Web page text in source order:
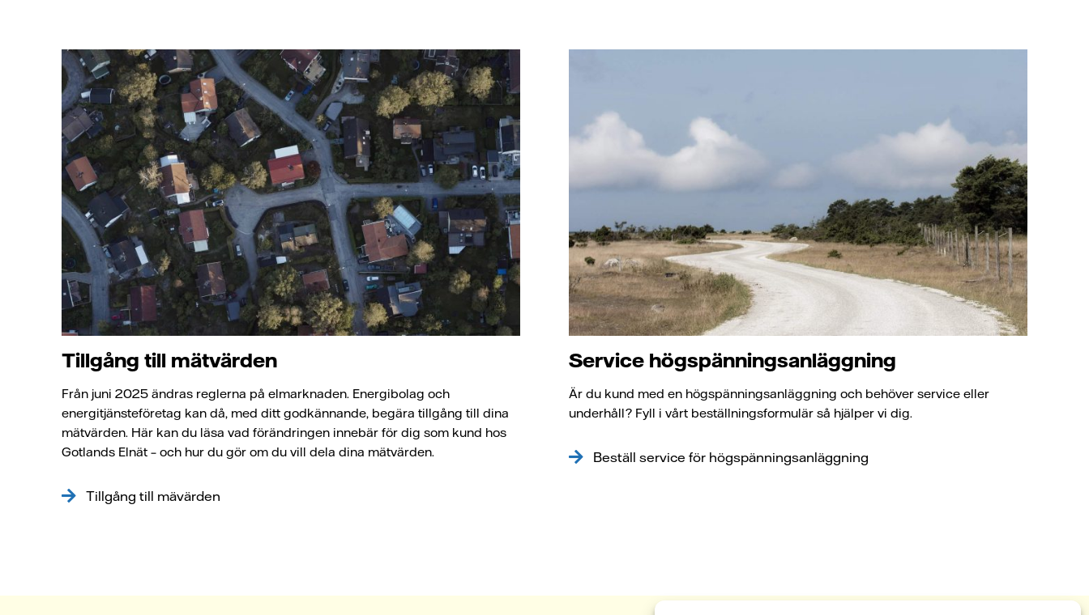
Tillgång till mätvärden
Från juni 2025 ändras reglerna på elmarknaden. Energibolag och
energitjänsteföretag kan då, med ditt godkännande, begära tillgång till dina
mätvärden. Här kan du läsa vad förändringen innebär för dig som kund hos
Gotlands Elnät – och hur du gör om du vill dela dina mätvärden.
Tillgång till mävärden
Service högspänningsanläggning
Är du kund med en högspänningsanläggning och behöver service eller
underhåll? Fyll i vårt beställningsformulär så hjälper vi dig.
Beställ service för högspänningsanläggning